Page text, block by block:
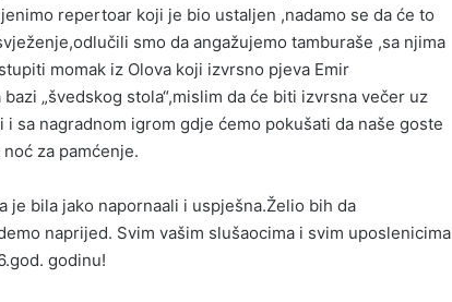
repertoar koji je bio ustaljen ,nadamo se da će to
smo da angažujemo tamburaše ,sa njima
momak iz Olova koji izvrsno pjeva Emir
„švedskog stola“,mislim da će biti izvrsna večer uz
sa nagradnom igrom gdje ćemo pokušati da naše goste
za pamćenje.
je bila jako napornaali i uspješna.Želio bih da
naprijed. Svim vašim slušaocima i svim uposlenicima
godinu!